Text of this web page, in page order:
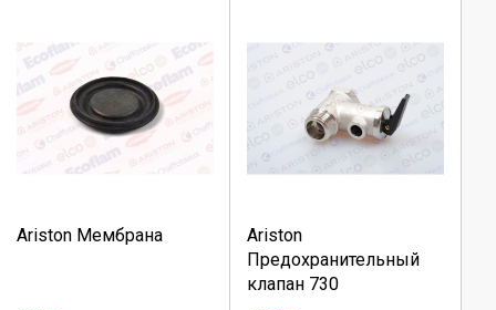
Ariston Мембрана
Выберите количество:
Продолжить
Ariston
Предохранительный
клапан 730
Выберите количество:
Продолжить
Отмена